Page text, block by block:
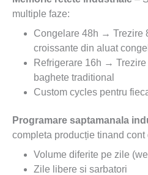
multiple faze:
Congelare 48h → Trezire
croissante din aluat
Refrigerare 16h →
baghete traditional
Custom cycles pentru
Programare saptamanala
completa producție tinand cont
Volume diferite pe zile
Zile libere si sarbatori